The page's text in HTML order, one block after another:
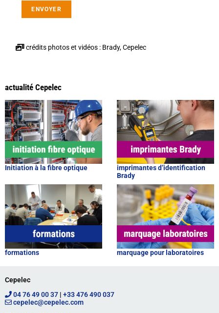
ENVOYER
crédits photos et vidéos : Brady, Cepelec
actualité Cepelec
Initiation à la fibre optique
imprimantes d’identification
Brady
formations marquage pour laboratoires
Cepelec
04 76 49 00 37 | +33 476 490 037
cepelec@cepelec.com